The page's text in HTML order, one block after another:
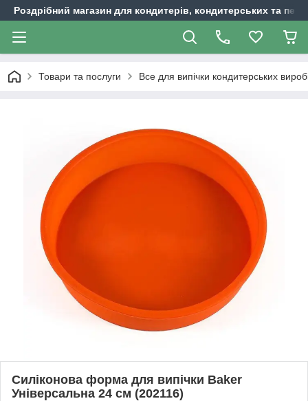
Роздрібний магазин для кондитерів, кондитерських та
Товари та послуги Все для випічки кондитерських
Силіконова форма для випічки Baker
Універсальна 24 см (202116)